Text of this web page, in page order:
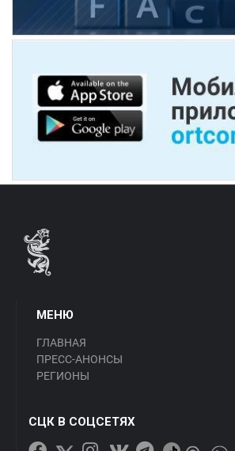
МЕНЮ
ГЛАВНАЯ
ПРЕСС-АНОНСЫ
РЕГИОНЫ
СЦК В СОЦСЕТЯХ